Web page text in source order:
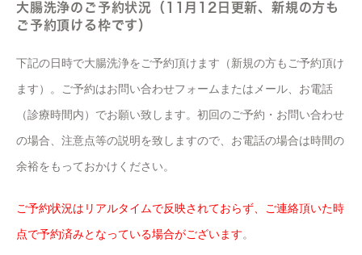
大腸洗浄のご予約状況（11月12日更新、新規の方も
ご予約頂ける枠です）
下記の日時で大腸洗浄をご予約頂けます（新規の方もご予約頂け
ます）。ご予約はお問い合わせフォームまたはメール、お電話
（診療時間内）でお願い致します。初回のご予約・お問い合わせ
の場合、注意点等の説明を致しますので、お電話の場合は時間の
余裕をもっておかけください。
ご予約状況はリアルタイムで反映されておらず、ご連絡頂いた時
点で予約済みとなっている場合がございます。